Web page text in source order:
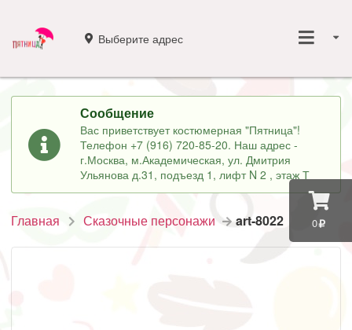
0
Выберите адрес
Сообщение
Вас приветствует костюмерная "Пятница"!
Телефон +7 (916) 720-85-20. Наш адрес -
г.Москва, м.Академическая, ул. Дмитрия
Ульянова д.31, подъезд 1, лифт N 2 , этаж Т
Главная Сказочные персонажи art-8022